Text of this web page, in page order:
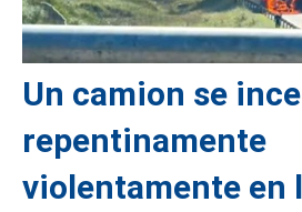
Un camion se
repentinamente
violentamente en